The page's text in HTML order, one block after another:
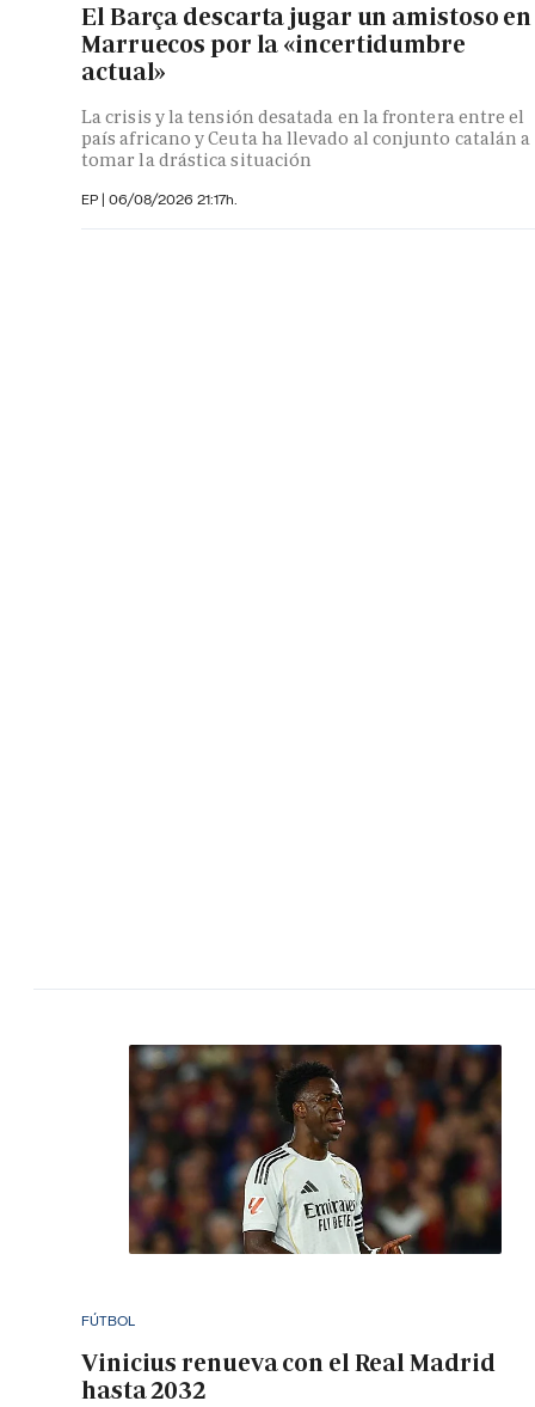
El Barça descarta jugar un amistoso en
Marruecos por la «incertidumbre
actual»
La crisis y la tensión desatada en la frontera entre el
país africano y Ceuta ha llevado al conjunto catalán a
tomar la drástica situación
EP | 06/08/2026 21:17h.
FÚTBOL
Vinicius renueva con el Real Madrid
hasta 2032